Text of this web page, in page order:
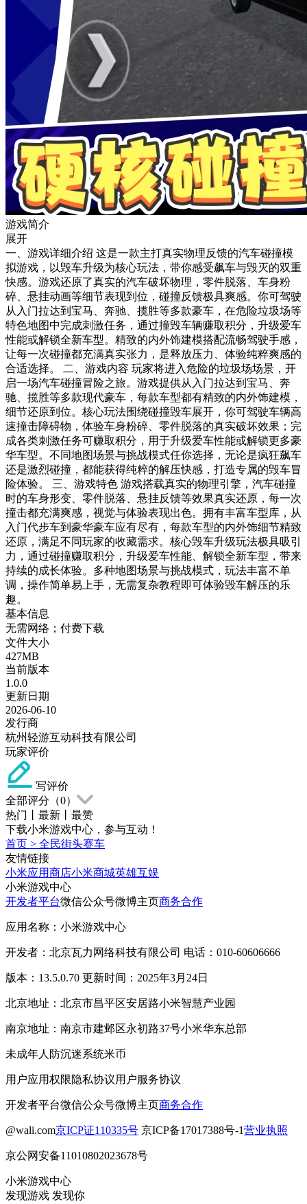
游戏简介
展开
一、游戏详细介绍 这是一款主打真实物理反馈的汽车碰撞模
拟游戏，以毁车升级为核心玩法，带你感受飙车与毁灭的双重
快感。游戏还原了真实的汽车破坏物理，零件脱落、车身粉
碎、悬挂动画等细节表现到位，碰撞反馈极具爽感。你可驾驶
从入门拉达到宝马、奔驰、揽胜等多款豪车，在危险垃圾场等
特色地图中完成刺激任务，通过撞毁车辆赚取积分，升级爱车
性能或解锁全新车型。精致的内外饰建模搭配流畅驾驶手感，
让每一次碰撞都充满真实张力，是释放压力、体验纯粹爽感的
合适选择。 二、游戏内容 玩家将进入危险的垃圾场场景，开
启一场汽车碰撞冒险之旅。游戏提供从入门拉达到宝马、奔
驰、揽胜等多款现代豪车，每款车型都有精致的内外饰建模，
细节还原到位。核心玩法围绕碰撞毁车展开，你可驾驶车辆高
速撞击障碍物，体验车身粉碎、零件脱落的真实破坏效果；完
成各类刺激任务可赚取积分，用于升级爱车性能或解锁更多豪
华车型。不同地图场景与挑战模式任你选择，无论是疯狂飙车
还是激烈碰撞，都能获得纯粹的解压快感，打造专属的毁车冒
险体验。 三、游戏特色 游戏搭载真实的物理引擎，汽车碰撞
时的车身形变、零件脱落、悬挂反馈等效果真实还原，每一次
撞击都充满爽感，视觉与体验表现出色。拥有丰富车型库，从
入门代步车到豪华豪车应有尽有，每款车型的内外饰细节精致
还原，满足不同玩家的收藏需求。核心毁车升级玩法极具吸引
力，通过碰撞赚取积分，升级爱车性能、解锁全新车型，带来
持续的成长体验。多种地图场景与挑战模式，玩法丰富不单
调，操作简单易上手，无需复杂教程即可体验毁车解压的乐
趣。
基本信息
无需网络；付费下载
文件大小
427MB
当前版本
1.0.0
更新日期
2026-06-10
发行商
杭州轻游互动科技有限公司
玩家评价
写评价
全部评分（0）
热门
最新
最赞
下载小米游戏中心，参与互动！
首页 > 全民街头赛车
友情链接
小米应用商店小米商城英雄互娱
小米游戏中心
开发者平台微信公众号微博主页商务合作
应用名称：小米游戏中心
开发者：北京瓦力网络科技有限公司 电话：010-60606666
版本：13.5.0.70 更新时间：2025年3月24日
北京地址：北京市昌平区安居路小米智慧产业园
南京地址：南京市建邺区永初路37号小米华东总部
未成年人防沉迷系统米币
用户应用权限隐私协议用户服务协议
开发者平台微信公众号微博主页商务合作
@wali.com京ICP证110335号 京ICP备17017388号-1营业执照
京公网安备11010802023678号
小米游戏中心
发现游戏 发现你